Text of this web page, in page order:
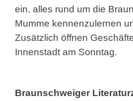
ein, alles rund um die
Mumme kennenzulernen
Zusätzlich öffnen
Innenstadt am Sonntag.
Braunschweiger